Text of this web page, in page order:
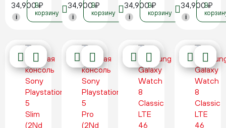
34,900₽
i
В
корзину
34,900₽
i
В
корзину
34,900₽
i
В
корзину
34,900₽
i
В